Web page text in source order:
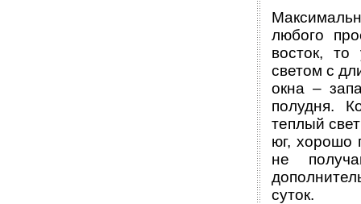
любого
восток, то
светом с
окна –
полудня.
теплый
юг, хорошо
не
суток.